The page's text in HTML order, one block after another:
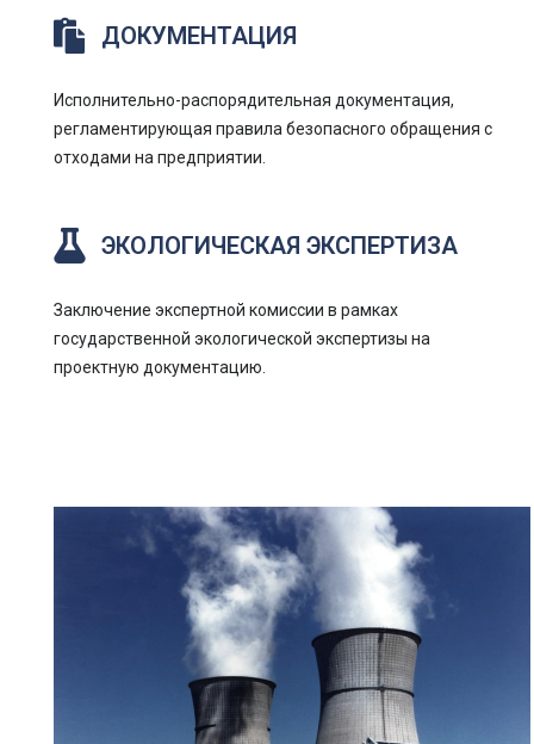
ДОКУМЕНТАЦИЯ
Исполнительно-распорядительная документация,
регламентирующая правила безопасного обращения с
отходами на предприятии.
ЭКОЛОГИЧЕСКАЯ ЭКСПЕРТИЗА
Заключение экспертной комиссии в рамках
государственной экологической экспертизы на
проектную документацию.